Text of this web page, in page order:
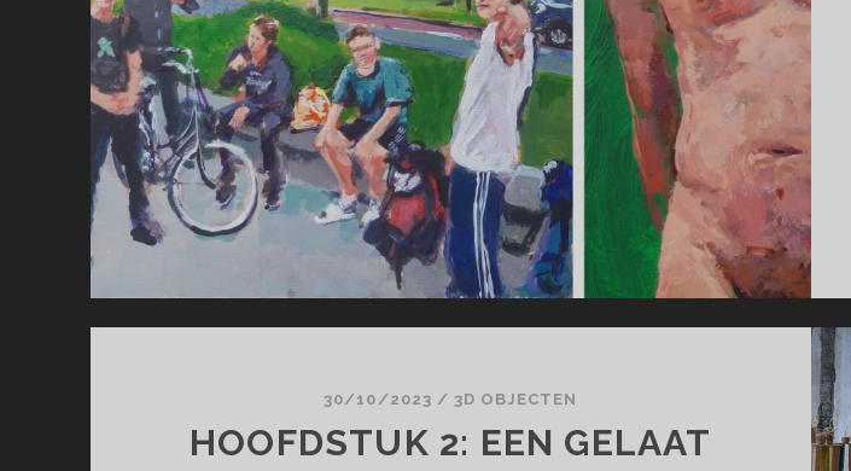
30/10/2023 / 3D OBJECTEN
HOOFDSTUK 2: EEN GELAAT